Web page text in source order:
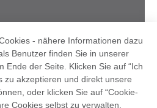
AGB
- nähere Informationen dazu
Benutzer finden Sie in unserer
Ende der Seite. Klicken Sie auf “Ich
zu akzeptieren und direkt unsere
oder klicken Sie auf “Cookie-
Cookies selbst zu verwalten.